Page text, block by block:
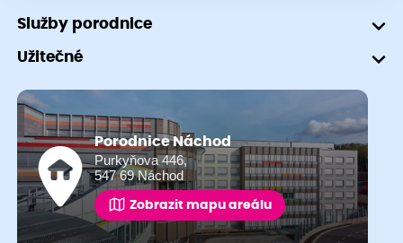
Služby porodnice
Užitečné
Porodnice Náchod
Purkyňova 446,
547 69 Náchod
Zobrazit mapu areálu